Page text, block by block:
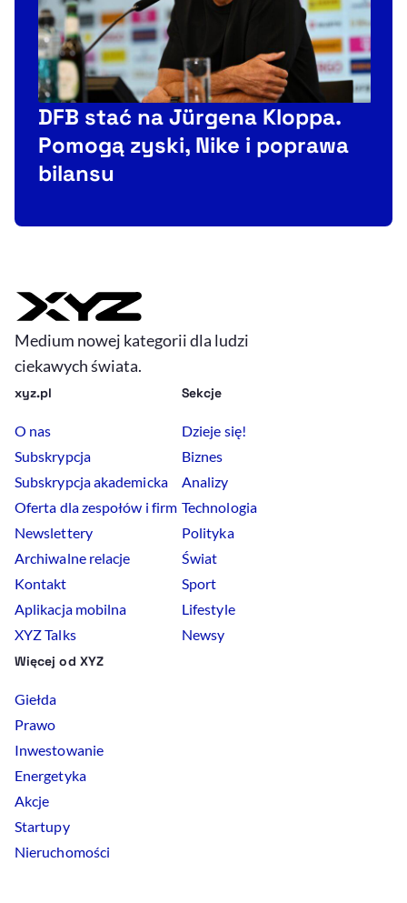
DFB stać na Jürgena Kloppa.
Pomogą zyski, Nike i poprawa
bilansu
Medium nowej kategorii dla ludzi
ciekawych świata.
xyz.pl
O nas
Subskrypcja
Subskrypcja akademicka
Oferta dla zespołów i firm
Newslettery
Archiwalne relacje
Kontakt
Aplikacja mobilna
XYZ Talks
Sekcje
Dzieje się!
Biznes
Analizy
Technologia
Polityka
Świat
Sport
Lifestyle
Newsy
Więcej od XYZ
Giełda
Prawo
Inwestowanie
Energetyka
Akcje
Startupy
Nieruchomości